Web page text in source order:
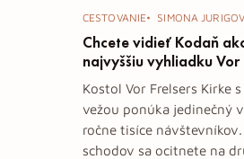
CESTOVANIE SIMONA
Chcete vidieť Kodaň
najvyššiu vyhliadku Vor
Kostol Vor Frelsers Kirke
vežou ponúka jedinečný
ročne tisíce
schodov sa ocitnete na